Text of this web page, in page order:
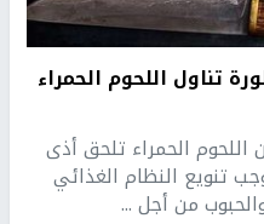
تناول اللحوم الحمراء
اللحوم الحمراء تلحق أذى
تنويع النظام الغذائي
من أجل ...